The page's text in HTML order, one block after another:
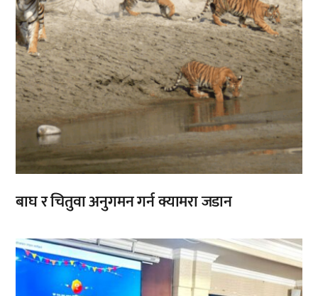
बाघ र चितुवा अनुगमन गर्न क्यामरा जडान
,